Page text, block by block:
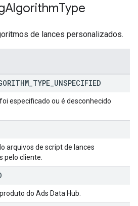
AlgorithmType
de lances personalizados.
TYPE UNSPECIFIED
especificado ou é desconhecido
arquivos de script de lances
pelo cliente.
do Ads Data Hub.